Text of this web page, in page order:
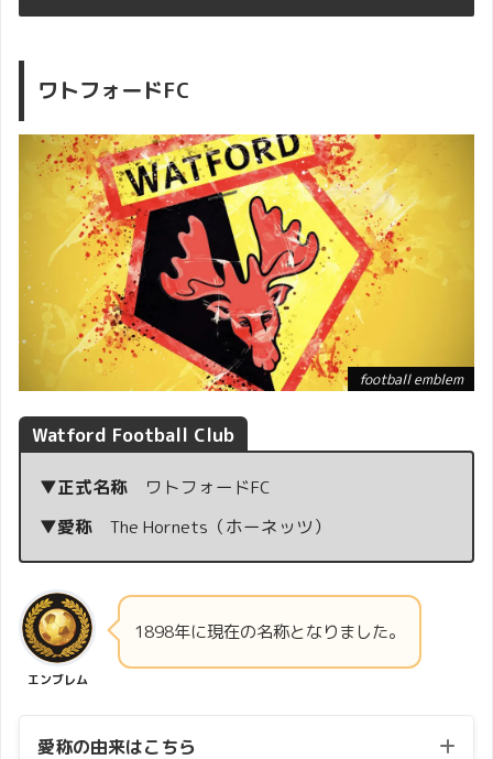
ワトフォードFC
football emblem
Watford Football Club
▼正式名称 ワトフォードFC
▼愛称The Hornets（ホーネッツ）
エンブレム
1898年に現在の名称となりました。
愛称の由来はこちら